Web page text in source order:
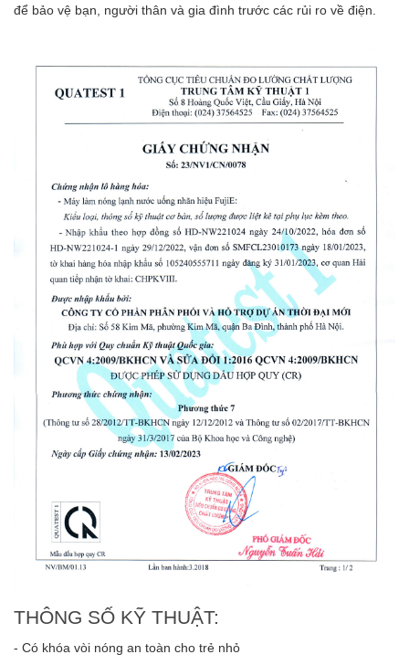
để bảo vệ bạn, người thân và gia đình trước các rủi ro về điện.
THÔNG SỐ KỸ THUẬT:
- Có khóa vòi nóng an toàn cho trẻ nhỏ